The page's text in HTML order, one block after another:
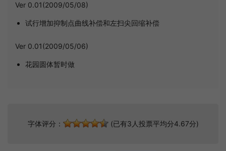
Ver 0.01(2009/05/08)
试行增加抑制点曲线补偿和左扫尖回缩补偿
Ver 0.01(2009/05/06)
花园圆体暂时做
字体评分： (已有3人投票平均分4.67分)